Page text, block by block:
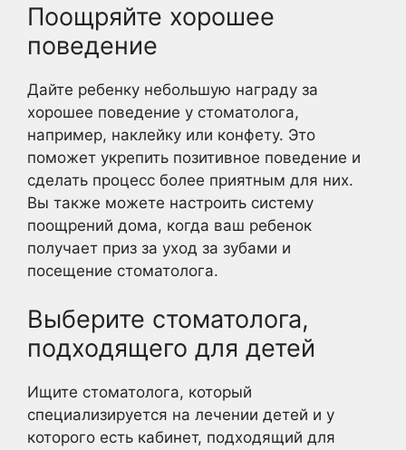
Поощряйте хорошее
поведение
Дайте ребенку небольшую награду за
хорошее поведение у стоматолога,
например, наклейку или конфету. Это
поможет укрепить позитивное поведение и
сделать процесс более приятным для них.
Вы также можете настроить систему
поощрений дома, когда ваш ребенок
получает приз за уход за зубами и
посещение стоматолога.
Выберите стоматолога,
подходящего для детей
Ищите стоматолога, который
специализируется на лечении детей и у
которого есть кабинет, подходящий для